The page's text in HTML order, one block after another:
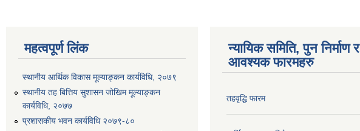
महत्वपूर्ण लिंक
स्थानीय आर्थिक विकास मूल्याङ्कन कार्यविधि, २०७९
स्थानीय तह बित्तिय सुशासन जोखिम मूल्याङ्कन
कार्यविधि, २०७७
प्रशासकीय भवन कार्यविधि २०७९-८०
न्यायिक समिति, पुन निर्माण र
आवश्यक फारमहरु
तहवृद्धि फारम